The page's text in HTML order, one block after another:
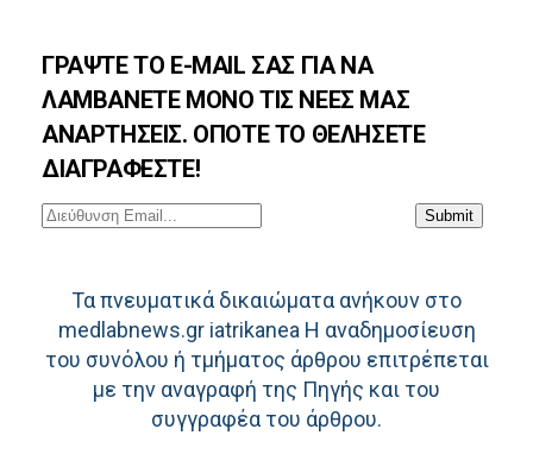
Τα πνευματικά δικαιώματα ανήκουν στο
medlabnews.gr iatrikanea H αναδημοσίευση
του συνόλου ή τμήματος άρθρου επιτρέπεται
με την αναγραφή της Πηγής και του
συγγραφέα του άρθρου.